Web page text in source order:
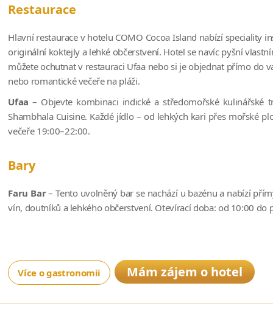
Restaurace
Hlavní restaurace v hotelu COMO Cocoa Island nabízí
originální koktejly a lehké občerstvení. Hotel se navíc pyšní
můžete ochutnat v restauraci Ufaa nebo si je objednat přímo do
nebo romantické večeře na pláži.
Ufaa– Objevte kombinaci indické a středomořské kulinářské
Shambhala Cuisine. Každé jídlo – od lehkých kari přes mořské
večeře 19:00–22:00.
Bary
Faru Bar– Tento uvolněný bar se nachází u bazénu a nabízí
vín, doutníků a lehkého občerstvení. Otevírací doba: od 10:00 do
Více o gastronomii Mám zájem o hotel